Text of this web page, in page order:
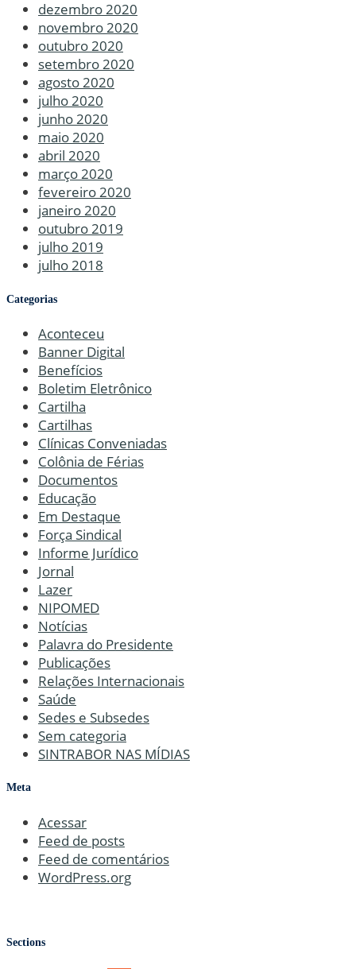
dezembro 2020
novembro 2020
outubro 2020
setembro 2020
agosto 2020
julho 2020
junho 2020
maio 2020
abril 2020
março 2020
fevereiro 2020
janeiro 2020
outubro 2019
julho 2019
julho 2018
Categorias
Aconteceu
Banner Digital
Benefícios
Boletim Eletrônico
Cartilha
Cartilhas
Clínicas Conveniadas
Colônia de Férias
Documentos
Educação
Em Destaque
Força Sindical
Informe Jurídico
Jornal
Lazer
NIPOMED
Notícias
Palavra do Presidente
Publicações
Relações Internacionais
Saúde
Sedes e Subsedes
Sem categoria
SINTRABOR NAS MÍDIAS
Meta
Acessar
Feed de posts
Feed de comentários
WordPress.org
Sections